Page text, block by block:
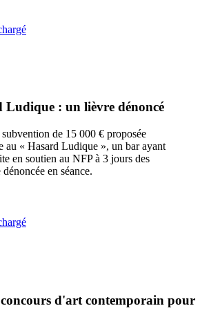
Ludique : un lièvre dénoncé
de 15 000 € proposée
au « Hasard Ludique », un bar ayant
en soutien au NFP à 3 jours des
en séance.
concours d'art contemporain pour